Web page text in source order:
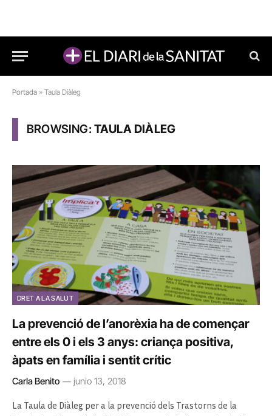
Portada » Taula Diàleg
BROWSING:TAULA DIÀLEG
DRET A LA SALUT
La prevenció de l’anorèxia ha de començar
entre els 0 i els 3 anys: criança positiva,
àpats en família i sentit crític
Carla Benito junio 13, 2018
La Taula de Diàleg per a la prevenció dels Trastorns de la